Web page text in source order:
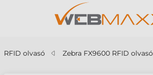
RFID olvasó Zebra FX9600 RFID olvasó